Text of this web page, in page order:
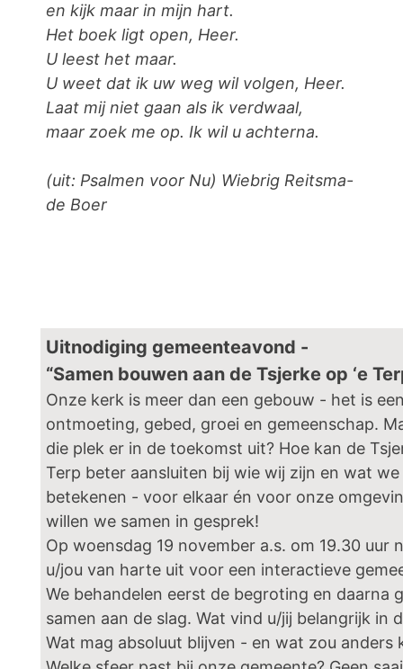
en kijk maar in mijn hart.
Het boek ligt open, Heer.
U leest het maar.
U weet dat ik uw weg wil volgen, Heer.
Laat mij niet gaan als ik verdwaal,
maar zoek me op. Ik wil u achterna.
(uit: Psalmen voor Nu) Wiebrig Reitsma-
de Boer
Uitnodiging gemeenteavond -
“Samen bouwen aan de Tsjerke op ‘e
Onze kerk is meer dan een gebouw - het is
ontmoeting, gebed, groei en gemeenschap.
die plek er in de toekomst uit? Hoe kan de
Terp beter aansluiten bij wie wij zijn en wat
betekenen - voor elkaar én voor onze
willen we samen in gesprek!
Op woensdag 19 november a.s. om 19.30 uur
u/jou van harte uit voor een interactieve
We behandelen eerst de begroting en daarna
samen aan de slag. Wat vind u/jij belangrijk in
Wat mag absoluut blijven - en wat zou anders